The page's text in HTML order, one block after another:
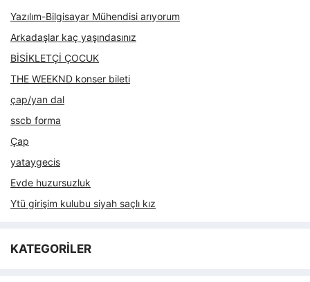
Yazılım-Bilgisayar Mühendisi arıyorum
Arkadaşlar kaç yaşındasınız
BİSİKLETÇİ ÇOCUK
THE WEEKND konser bileti
çap/yan dal
sscb forma
Çap
yataygecis
Evde huzursuzluk
Ytü girişim kulubu siyah saçlı kız
KATEGORİLER